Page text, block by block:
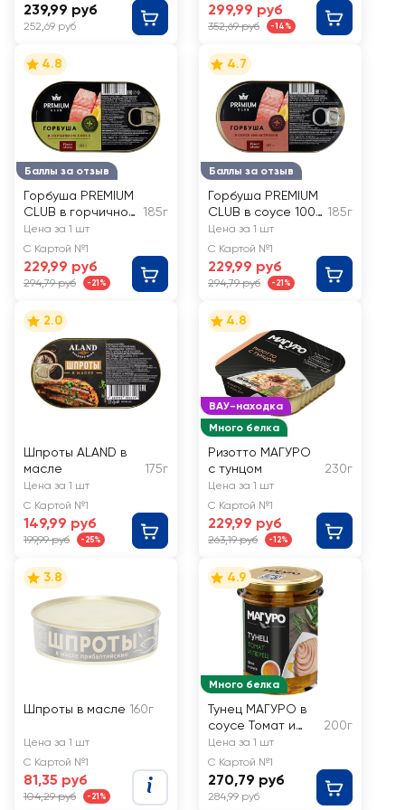
239,99 руб
252,69 руб
299,99 руб
352,69 руб -14%
Баллы за отзыв
4.8
Горбуша PREMIUM
CLUB в горчичном
соусе
185г
Цена за 1 шт
С Картой №1
229,99 руб
294,79 руб -21%
Баллы за отзыв
4.7
Горбуша PREMIUM
CLUB в соусе 1000
островов
185г
Цена за 1 шт
С Картой №1
229,99 руб
294,79 руб -21%
2.0
Шпроты ALAND в
масле
175г
Цена за 1 шт
С Картой №1
149,99 руб
199,99 руб -25%
ВАУ-находка
Много белка
4.8
Ризотто МАГУРО
с тунцом
230г
Цена за 1 шт
С Картой №1
229,99 руб
263,19 руб -12%
3.8
Шпроты в масле 160г
Цена за 1 шт
С Картой №1
81,35 руб
104,29 руб -21%
Много белка
4.9
Тунец МАГУРО в
соусе Томат и
перец, с маслом
200г
Цена за 1 шт
С Картой №1
270,79 руб
284,99 руб